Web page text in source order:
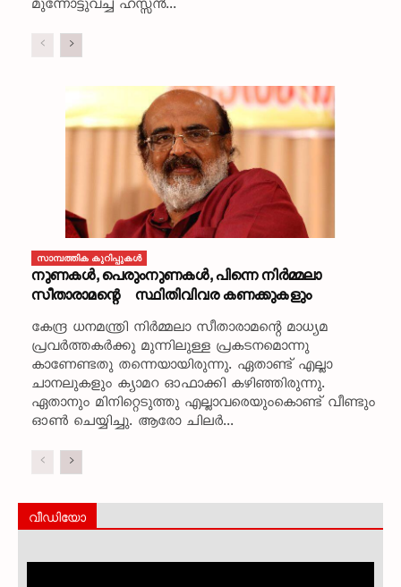
മുന്നോട്ടുവച്ച ഹസ്സൻ...
സാമ്പത്തിക കുറിപ്പുകള്‍
നുണകൾ, പെരുംനുണകൾ, പിന്നെ നിർമ്മലാ
സീതാരാമന്റെ സ്ഥിതിവിവര കണക്കുകളും
കേന്ദ്ര ധനമന്ത്രി നിർമ്മലാ സീതാരാമന്റെ മാധ്യമ
പ്രവർത്തകർക്കു മുന്നിലുള്ള പ്രകടനമൊന്നു
കാണേണ്ടതു തന്നെയായിരുന്നു. ഏതാണ്ട് എല്ലാ
ചാനലുകളും ക്യാമറ ഓഫാക്കി കഴിഞ്ഞിരുന്നു.
ഏതാനും മിനിറ്റെടുത്തു എല്ലാവരെയുംകൊണ്ട് വീണ്ടും
ഓൺ ചെയ്യിച്ചു. ആരോ ചിലർ...
വീഡിയോ